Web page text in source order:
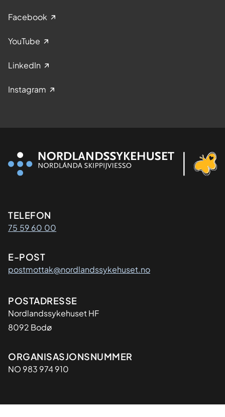
Facebook
YouTube
LinkedIn
Instagram
Kontaktinformasjon
TELEFON
75 59 60 00
E-POST
postmottak@nordlandssykehuset.no
Adresse
POSTADRESSE
Nordlandssykehuset HF
8092 Bodø
Organisasjon
ORGANISASJONSNUMMER
NO 983 974 910